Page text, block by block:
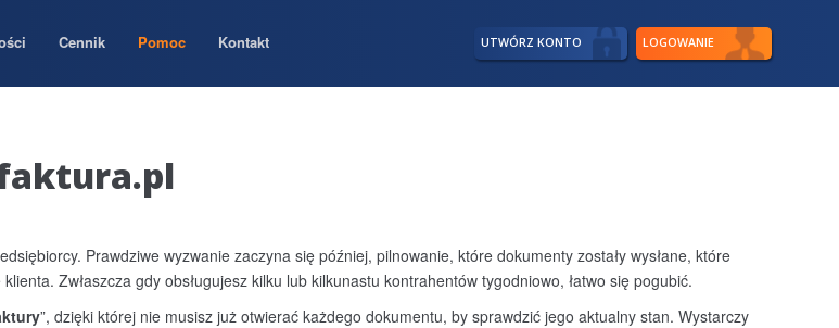
Cennik Pomoc Kontakt UTWÓRZ KONTO LOGOWANIE
Prawdziwe wyzwanie zaczyna się później, pilnowanie, które dokumenty zostały wysłane, które
Zwłaszcza gdy obsługujesz kilku lub kilkunastu kontrahentów tygodniowo, łatwo się pogubić.
”, dzięki której nie musisz już otwierać każdego dokumentu, by sprawdzić jego aktualny stan. Wystarczy